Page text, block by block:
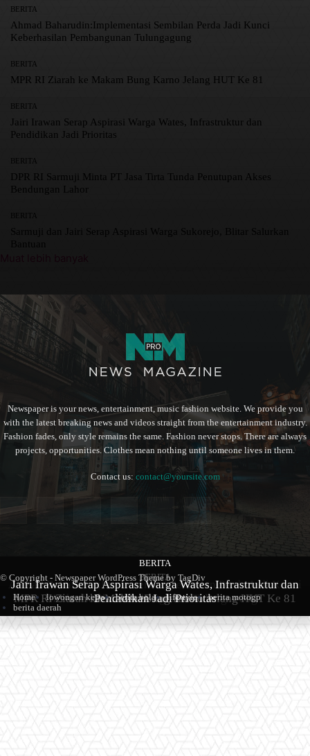
BERITA
Ahmad Baharudin:Implementasi Sembilan Perda Jadi Kunci
Keberhasilan Pembangunan Tulungagung
BERITA
MPR RI Ziarah ke Makam Bung Karno Jelang HUT Ke 81
BERITA
Jairi Irawan Serap Aspirasi Warga Wates, Infrastruktur dan
Pendidikan Jadi Prioritas
BERITA
Ahmad Baharudin:Implementasi Sembilan Perda Jadi Kunci
Keberhasilan Pembangunan Tulungagung
BERITA
MPR RI Ziarah ke Makam Bung Karno Jelang HUT Ke 81
BERITA
Jairi Irawan Serap Aspirasi Warga Wates, Infrastruktur dan
Pendidikan Jadi Prioritas
BERITA
DPR RI Sarmuji Minta PT Jasa Tirta Tunda Penutupan Akses
Bendungan Lahor
BERITA
Sarmuji dan Jairi Serap Aspirasi Warga Sukorejo, Blitar Salurkan
Newspaper is your news, entertainment, music fashion website. We provide you
with the latest breaking news and videos straight from the entertainment industry.
Fashion fades, only style remains the same. Fashion never stops. There are always
projects, opportunities. Clothes mean nothing until someone lives in them.
Contact us: contact@yoursite.com
© Copyright - Newspaper WordPress Theme by TagDiv
Home
lowongan kerja berita bola lifestyle
berita motogp
berita daerah